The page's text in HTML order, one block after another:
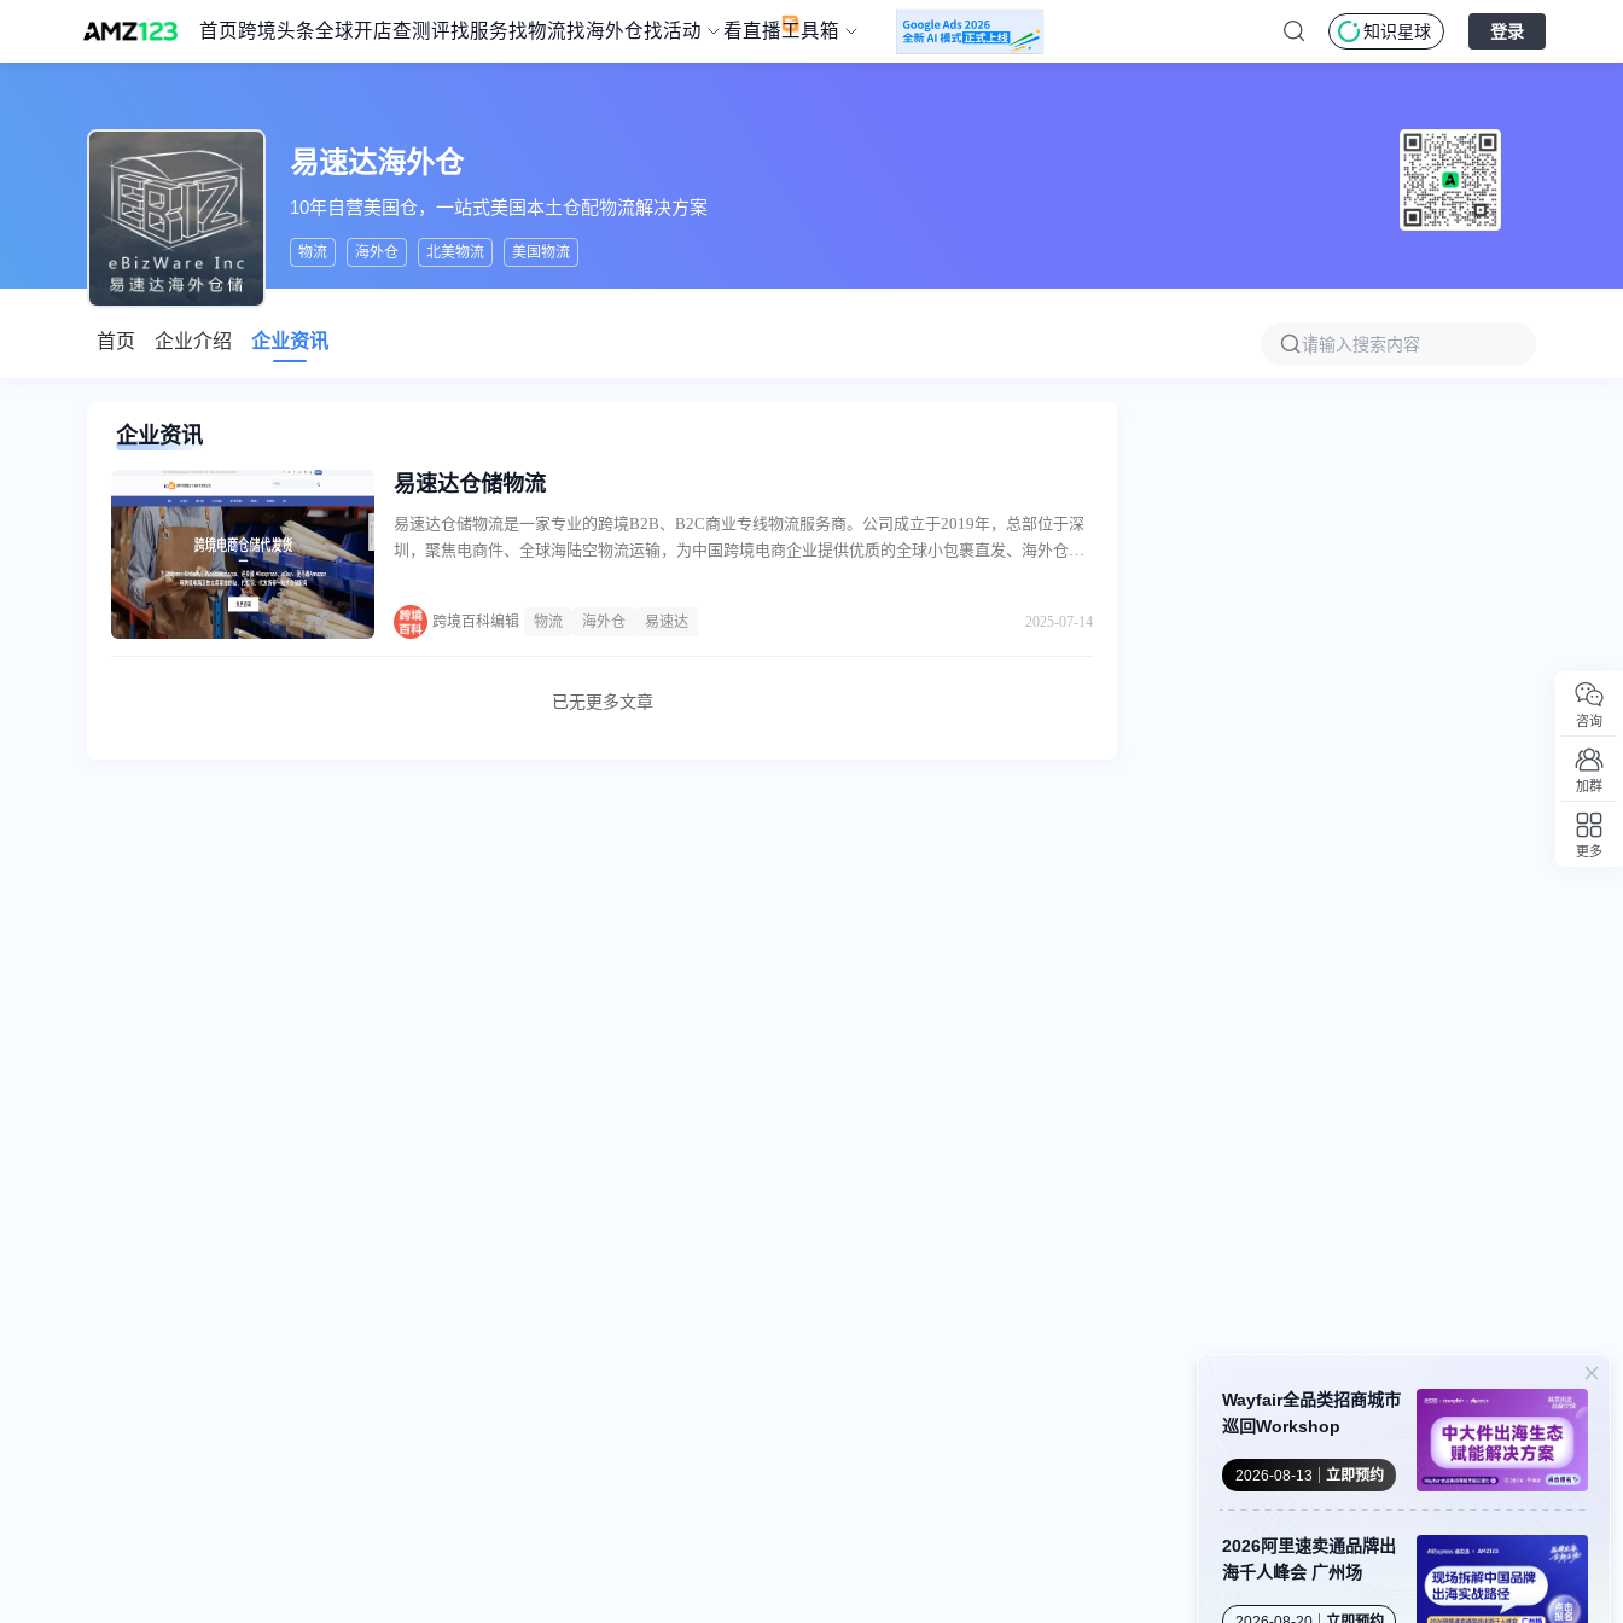
首页 跨境头条全球开店查测评找服务找物流找海外仓找活动 看直播工具箱 知识星球 登录
Wayfair全品类招商城市
巡回Workshop
2026-08-13 立即预约
2026阿里速卖通品牌出
海千人峰会 广州场
易速达海外仓
10年自营美国仓，一站式美国本土仓配物流解决方案
物流 海外仓 北美物流 美国物流
首页 企业介绍 企业资讯
企业资讯
易速达仓储物流
易速达仓储物流是一家专业的跨境B2B、B2C商业专线物流服务商。公司成立于2019年，总部位于深
圳，聚焦电商件、全球海陆空物流运输，为中国跨境电商企业提供优质的全球小包裹直发、海外仓和
跨境百科编辑 物流 海外仓 易速达 2025-07-14
已无更多文章
咨询
加群
更多